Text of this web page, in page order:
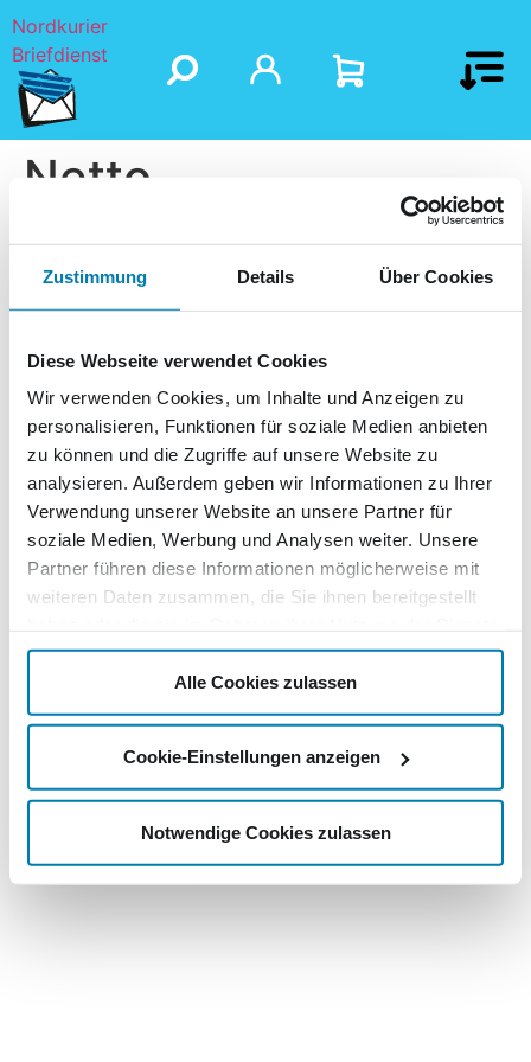
Zustimmung Details Über Cookies
Diese Webseite verwendet Cookies
Wir verwenden Cookies, um Inhalte und Anzeigen zu
personalisieren, Funktionen für soziale Medien anbieten
zu können und die Zugriffe auf unsere Website zu
analysieren. Außerdem geben wir Informationen zu Ihrer
Verwendung unserer Website an unsere Partner für
soziale Medien, Werbung und Analysen weiter. Unsere
Partner führen diese Informationen möglicherweise mit
weiteren Daten zusammen, die Sie ihnen bereitgestellt
gesammelt haben.
Alle Cookies zulassen
Cookie-Einstellungen anzeigen
Notwendige Cookies zulassen
Nordkurier
Briefdienst
Netto